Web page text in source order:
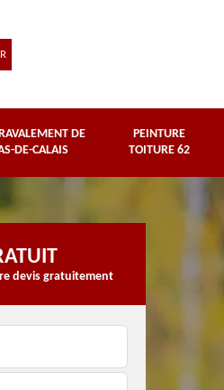
DE
DE-CALAIS
PEINTURE
TOITURE 62
devis gratuitement